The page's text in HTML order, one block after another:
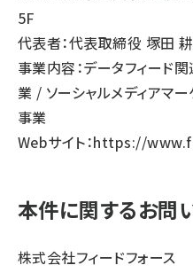
5F
代表者：代表取締役 塚田
事業内容：データフィード
業 / ソーシャルメディアマ
事業
Webサイト：https://
本件に関するお問
株式会社フィードフォース